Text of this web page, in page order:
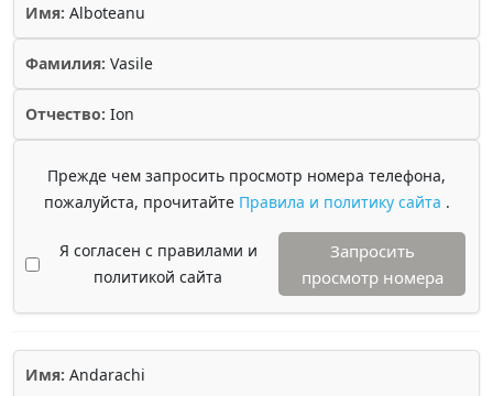
Имя: Alboteanu
Фамилия: Vasile
Отчество: Ion
Прежде чем запросить просмотр номера телефона,
пожалуйста, прочитайте Правила и политику сайта .
Я согласен с правилами и
политикой сайта
Запросить
просмотр номера
Имя: Andarachi